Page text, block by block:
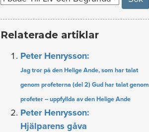
Relaterade artiklar
Peter Henrysson:
Jag tror på den Helige Ande, som har talat
genom profeterna (del 2) Gud har talat genom
profeter – uppfyllda av den Helige Ande
Peter Henrysson:
Hjälparens gåva